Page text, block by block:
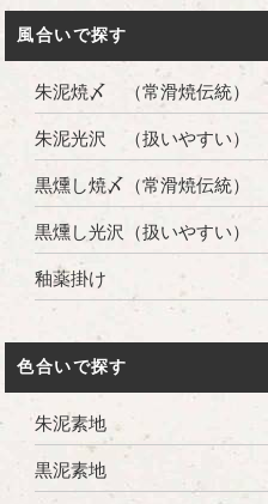
風合いで探す
朱泥焼〆 （常滑焼伝統）
朱泥光沢 （扱いやすい）
黒燻し焼〆（常滑焼伝統）
黒燻し光沢（扱いやすい）
釉薬掛け
色合いで探す
朱泥素地
黒泥素地